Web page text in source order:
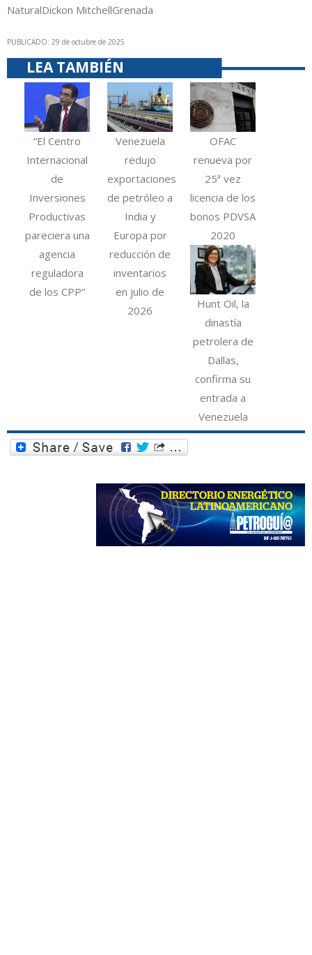
NaturalDickon MitchellGrenada
PUBLICADO: 29 de octubre de 2025
LEA TAMBIÉN
“El Centro
Internacional
de
Inversiones
Productivas
pareciera una
agencia
reguladora
de los CPP”
Venezuela
redujo
exportaciones
de petróleo a
India y
Europa por
reducción de
inventarios
en julio de
2026
OFAC
renueva por
25ª vez
licencia de los
bonos PDVSA
2020
Hunt Oil, la
dinastía
petrolera de
Dallas,
confirma su
entrada a
Venezuela